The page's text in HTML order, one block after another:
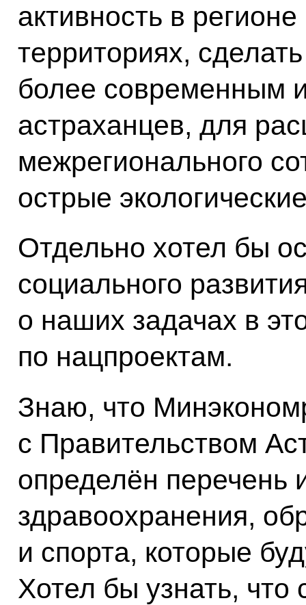
активность в
территориях,
более современным
астраханцев, для
межрегионального
острые
Отдельно хотел бы
социального
о наших задачах в
по нацпроектам.
Знаю, что
с Правительством
определён перечень
здравоохранения,
и спорта, которые
Хотел бы узнать, что